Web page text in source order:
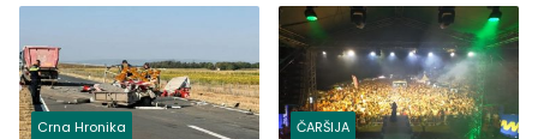
Crna Hronika ČARŠIJA